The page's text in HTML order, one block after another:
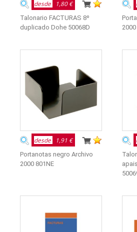
desde 1,80 €
Talonario FACTURAS 8º
duplicado Dohe 50068D
desde 1,91 €
Portanotas negro Archivo
2000 801NE